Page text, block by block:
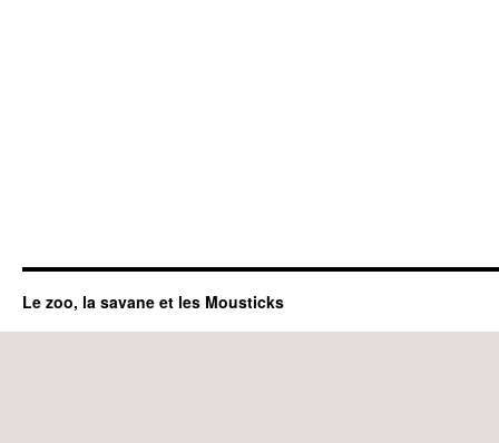
Le zoo, la savane et les Mousticks